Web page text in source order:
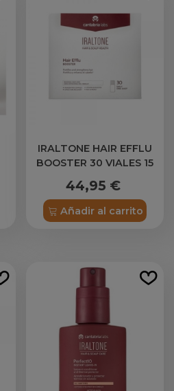
IRALTONE HAIR EFFLU
BOOSTER 30 VIALES 15
44,95 €
Añadir al carrito